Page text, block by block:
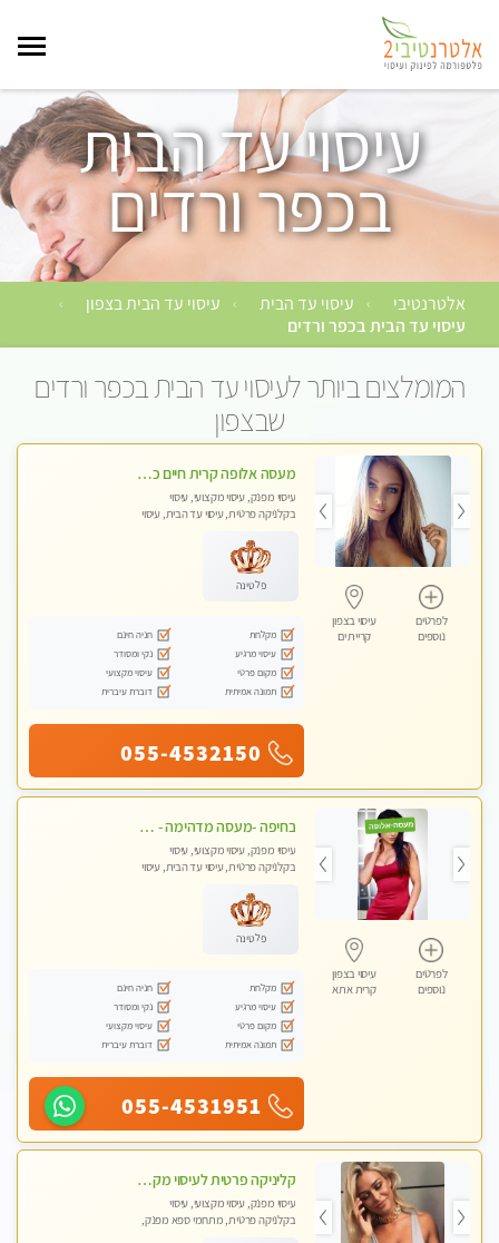
עיסוי עד הבית
בכפר ורדים
אלטרנטיבי › עיסוי עד הבית › עיסוי עד הבית בצפון ›
עיסוי עד הבית בכפר ורדים
המומלצים ביותר לעיסוי עד הבית בכפר ורדים
שבצפון
לפרטים
נוספים
עיסוי בצפון
קריית ים
מעסה אלופה קרית חיים כל סוגי העיסויים מעסה מקצועית ואיכותית פרטי!!
עיסוי מפנק, עיסוי מקצועי, עיסוי
בקלניקה פרטית, עיסוי עד הבית, עיסוי
פלטינה
מקלחת
חניה חינם
עיסוי מרגיע
נקי ומסודר
מקום פרטי
עיסוי מקצועי
תמונה אמיתית
דוברת עיברית
055-4532150
לפרטים
נוספים
עיסוי בצפון
קרית אתא
בחיפה -מעסה מדהימה - כל סוגי העיסויים מעסה מקצועית ואיכותית פרטי!!!
עיסוי מפנק, עיסוי מקצועי, עיסוי
בקלניקה פרטית, עיסוי עד הבית, עיסוי
פלטינה
מקלחת
חניה חינם
עיסוי מרגיע
נקי ומסודר
מקום פרטי
עיסוי מקצועי
תמונה אמיתית
דוברת עיברית
055-4531951
קליניקה פרטית לעיסוי מקצועי ואלטרנטיבי ברמה גבוהה VIP תתקשר ..... highly recommended..new in the city
עיסוי מפנק, עיסוי מקצועי, עיסוי
בקלניקה פרטית, מתחמי ספא מפנק,